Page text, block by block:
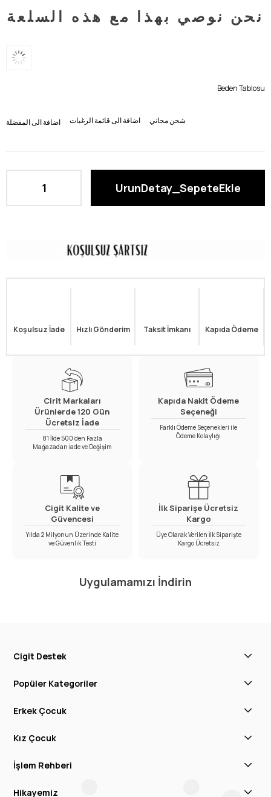
نحن نوصي بهذا مع هذه السلعة
Beden Tablosu
اضافة الى المفضلة اضافة الى قائمة الرغبات شحن مجاني
Koşulsuz İade Hızlı Gönderim Taksit İmkanı Kapıda Ödeme
Cirit Markaları
Ürünlerde 120 Gün
Ücretsiz İade
81 İlde 500’den Fazla
Mağazadan İade ve Değişim
Kapıda Nakit Ödeme
Seçeneği
Farklı Ödeme Seçenekleri ile
Ödeme Kolaylığı
Cigit Kalite ve
Güvencesi
Yılda 2 Milyonun Üzerinde Kalite
ve Güvenlik Testi
İlk Siparişe Ücretsiz
Kargo
Üye Olarak Verilen İlk Siparişte
Kargo Ücretsiz
Uygulamamızı İndirin
Cigit Destek
Popüler Kategoriler
Erkek Çocuk
Kız Çocuk
İşlem Rehberi
Hikayemiz